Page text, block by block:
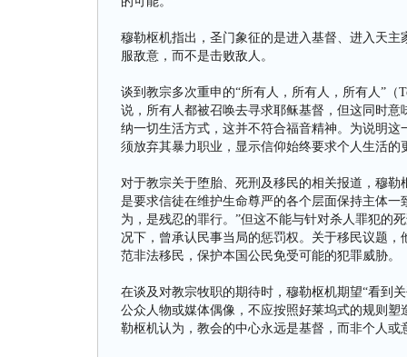
穆勒枢机指出，圣门象征的是进入基督、进入天
服敌意，而不是击败敌人。
谈到教宗多次重申的“所有人，所有人，所有人”（
说，所有人都被召唤去寻求耶稣基督，但这同时
纳一切生活方式，这并不符合福音精神。为说明
须放弃其暴力职业，显示信仰始终要求个人生活的
对于教宗关于堕胎、死刑及移民的相关报道，穆
是要求信徒在维护生命尊严的各个层面保持主体一
为，是残忍的罪行。”但这不能与针对杀人罪犯的
况下，曾承认民事当局的惩罚权。关于移民议题
范非法移民，保护本国公民免受可能的犯罪威胁。
在谈及对教宗牧职的期待时，穆勒枢机期望“看到
公众人物或媒体偶像，不应按照好莱坞式的规则
勒枢机认为，教会的中心永远是基督，而非个人或